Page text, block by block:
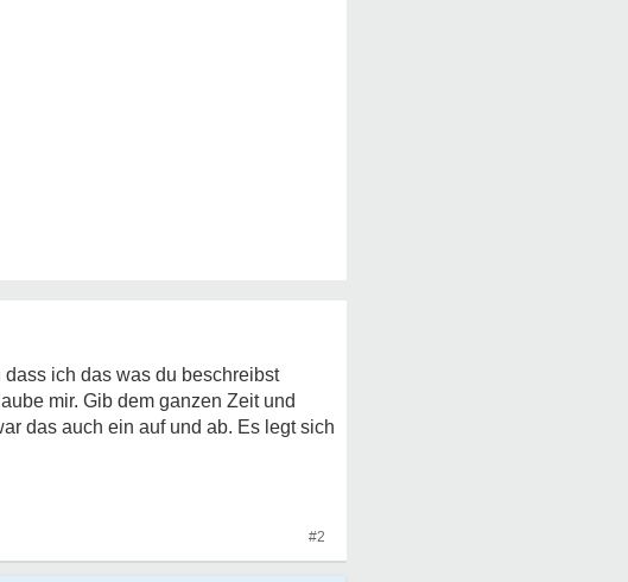
ich das was du beschreibst
mir. Gib dem ganzen Zeit und
das auch ein auf und ab. Es legt sich
#2